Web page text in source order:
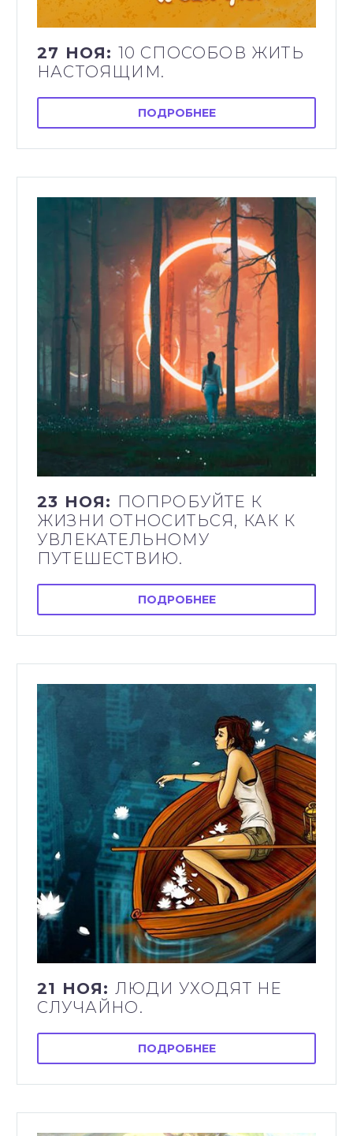
27 НОЯ: 10 СПОСОБОВ ЖИТЬ
НАСТОЯЩИМ.
ПОДРОБНЕЕ
23 НОЯ: ПОПРОБУЙТЕ К
ЖИЗНИ ОТНОСИТЬСЯ, КАК К
УВЛЕКАТЕЛЬНОМУ
ПУТЕШЕСТВИЮ.
ПОДРОБНЕЕ
21 НОЯ: ЛЮДИ УХОДЯТ НЕ
СЛУЧАЙНО.
ПОДРОБНЕЕ